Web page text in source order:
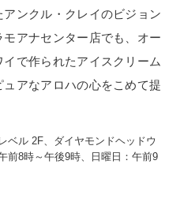
ンクル・クレイのビジョン
アナセンター店でも、オー
で作られたアイスクリーム
アなアロハの心をこめて提
ベル 2F、ダイヤモンドヘッドウ
前8時～午後9時、日曜日：午前9